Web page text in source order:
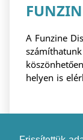
A Funzine
helyen is